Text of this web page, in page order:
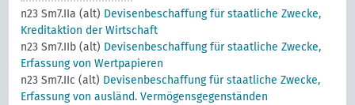
n23 Sm7.IIa (alt) Devisenbeschaffung für staatliche Zwecke,
Kreditaktion der Wirtschaft
n23 Sm7.IIb (alt) Devisenbeschaffung für staatliche Zwecke,
Erfassung von Wertpapieren
n23 Sm7.IIc (alt) Devisenbeschaffung für staatliche Zwecke,
Erfassung von ausländ. Vermögensgegenständen